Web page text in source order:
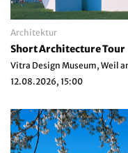
Architektur
Short Architecture Tour
Vitra Design Museum, Weil
12.08.2026, 15:00